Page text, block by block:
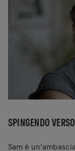
SPINGENDO
Sam è